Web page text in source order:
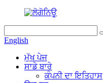
English
ਮੁੱਖ ਪੇਜ
ਸਾਡੇ ਬਾਰੇ
ਕੰਪਨੀ ਦਾ ਇਤਿਹਾਸ